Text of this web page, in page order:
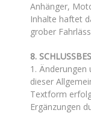
Anhänger,
Inhalte haftet
grober
8.
1. Änderungen
dieser
Textform
Ergänzungen